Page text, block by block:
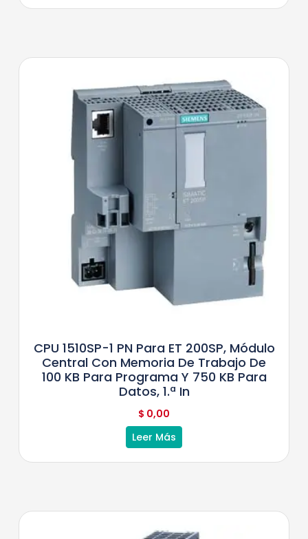
CPU 1510SP-1 PN Para ET 200SP, Módulo
Central Con Memoria De Trabajo De
100 KB Para Programa Y 750 KB Para
Datos, 1.ª In
$ 0,00
Leer Más